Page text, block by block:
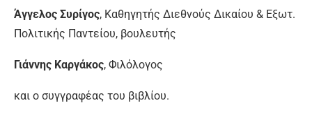
Άγγελος Συρίγος, Καθηγητής Διεθνούς Δικαίου & Εξωτ.
Πολιτικής Παντείου, βουλευτής
Γιάννης Καργάκος, Φιλόλογος
και ο συγγραφέας του βιβλίου.